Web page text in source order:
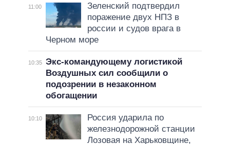
11:00
Зеленский подтвердил
поражение двух НПЗ в
россии и судов врага в
Черном море
10:35 Экс-командующему логистикой
Воздушных сил сообщили о
подозрении в незаконном
обогащении
10:10
Россия ударила по
железнодорожной станции
Лозовая на Харьковщине,